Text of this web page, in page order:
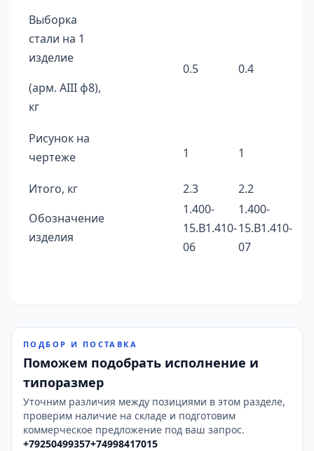
Выборка
стали на 1
изделие
(арм. AIII ф8),
кг
0.5 0.4
Рисунок на
чертеже
1 1
Итого, кг 2.3
2.2
Обозначение
изделия
1.400-
15.B1.410-
06
1.400-
15.B1.410-
07
ПОДБОР И ПОСТАВКА
Поможем подобрать исполнение и
типоразмер
Уточним различия между позициями в этом разделе,
проверим наличие на складе и подготовим
коммерческое предложение под ваш запрос.
+79250499357+74998417015